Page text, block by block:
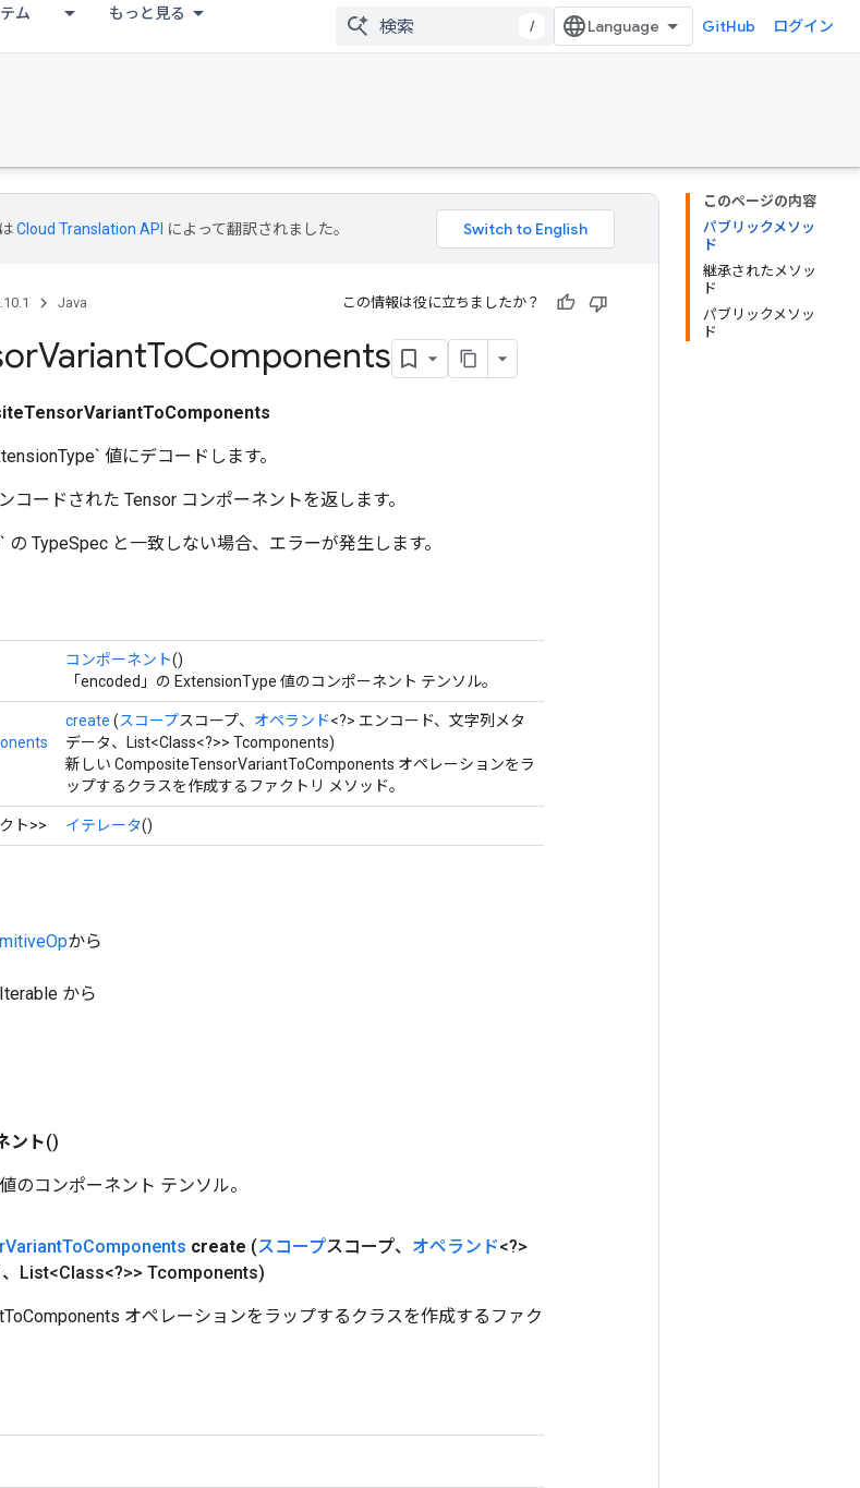
ム もっと見る
/ GitHub ログイン
このページの内容
パブリックメソッ
ド
継承されたメソッ
ド
パブリックメソッ
ド
Cloud Translation API によって翻訳されました。
Java この情報は役に立ちましたか？
VariantToComponents
値にデコードします。
コードされた Tensor コンポーネントを返します。
TypeSpec と一致しない場合、エラーが発生します。
コンポーネント()
「encoded」の ExtensionType 値のコンポーネント テンソル。
create (スコープスコープ、 オペランド<?> エンコード、文字列メタ
データ、List<Class<?>> Tcomponents)
新しい CompositeTensorVariantToComponents オペレーションをラ
ップするクラスを作成するファクトリ メソッド。
ト>> イテレータ()
から
から
ント()
のコンポーネント テンソル。
VariantToComponents create (スコープスコープ、 オペランド<?>
List<Class<?>> Tcomponents)
オペレーションをラップするクラスを作成するファク